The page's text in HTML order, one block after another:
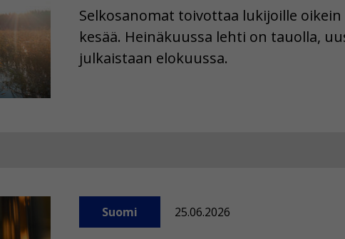
Selkosanomat toivottaa lukijoille oikein
kesää. Heinäkuussa lehti on tauolla,
julkaistaan elokuussa.
Suomi 25.06.2026